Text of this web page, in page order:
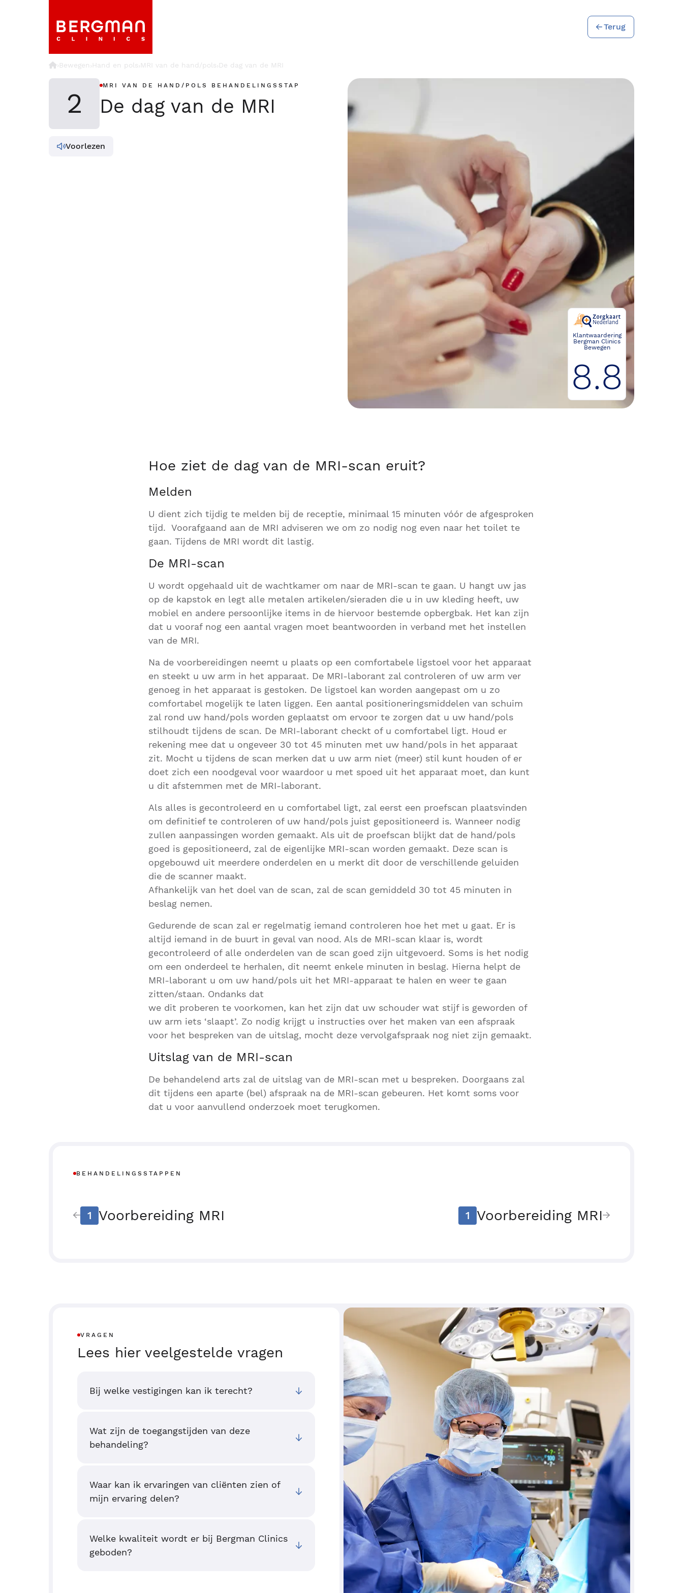
Terug
›Bewegen›Hand en pols›MRI van de hand/pols›De dag van de MRI
2
MRI VAN DE HAND/POLS BEHANDELINGSSTAP
De dag van de MRI
Voorlezen
Klantwaardering
Bergman Clinics
Bewegen
8.8
Hoe ziet de dag van de MRI-scan eruit?
Melden
U dient zich tijdig te melden bij de receptie, minimaal 15 minuten vóór de afgesproken
tijd. Voorafgaand aan de MRI adviseren we om zo nodig nog even naar het toilet te
gaan. Tijdens de MRI wordt dit lastig.
De MRI-scan
U wordt opgehaald uit de wachtkamer om naar de MRI-scan te gaan. U hangt uw jas
op de kapstok en legt alle metalen artikelen/sieraden die u in uw kleding heeft, uw
mobiel en andere persoonlijke items in de hiervoor bestemde opbergbak. Het kan zijn
dat u vooraf nog een aantal vragen moet beantwoorden in verband met het instellen
van de MRI.
Na de voorbereidingen neemt u plaats op een comfortabele ligstoel voor het apparaat
en steekt u uw arm in het apparaat. De MRI-laborant zal controleren of uw arm ver
genoeg in het apparaat is gestoken. De ligstoel kan worden aangepast om u zo
comfortabel mogelijk te laten liggen. Een aantal positioneringsmiddelen van schuim
zal rond uw hand/pols worden geplaatst om ervoor te zorgen dat u uw hand/pols
stilhoudt tijdens de scan. De MRI-laborant checkt of u comfortabel ligt. Houd er
rekening mee dat u ongeveer 30 tot 45 minuten met uw hand/pols in het apparaat
zit. Mocht u tijdens de scan merken dat u uw arm niet (meer) stil kunt houden of er
doet zich een noodgeval voor waardoor u met spoed uit het apparaat moet, dan kunt
u dit afstemmen met de MRI-laborant.
Als alles is gecontroleerd en u comfortabel ligt, zal eerst een proefscan plaatsvinden
om definitief te controleren of uw hand/pols juist gepositioneerd is. Wanneer nodig
zullen aanpassingen worden gemaakt. Als uit de proefscan blijkt dat de hand/pols
goed is gepositioneerd, zal de eigenlijke MRI-scan worden gemaakt. Deze scan is
opgebouwd uit meerdere onderdelen en u merkt dit door de verschillende geluiden
die de scanner maakt.
Afhankelijk van het doel van de scan, zal de scan gemiddeld 30 tot 45 minuten in
beslag nemen.
Gedurende de scan zal er regelmatig iemand controleren hoe het met u gaat. Er is
altijd iemand in de buurt in geval van nood. Als de MRI-scan klaar is, wordt
gecontroleerd of alle onderdelen van de scan goed zijn uitgevoerd. Soms is het nodig
om een onderdeel te herhalen, dit neemt enkele minuten in beslag. Hierna helpt de
MRI-laborant u om uw hand/pols uit het MRI-apparaat te halen en weer te gaan
zitten/staan. Ondanks dat
we dit proberen te voorkomen, kan het zijn dat uw schouder wat stijf is geworden of
uw arm iets ‘slaapt’. Zo nodig krijgt u instructies over het maken van een afspraak
voor het bespreken van de uitslag, mocht deze vervolgafspraak nog niet zijn gemaakt.
Uitslag van de MRI-scan
De behandelend arts zal de uitslag van de MRI-scan met u bespreken. Doorgaans zal
dit tijdens een aparte (bel) afspraak na de MRI-scan gebeuren. Het komt soms voor
dat u voor aanvullend onderzoek moet terugkomen.
BEHANDELINGSSTAPPEN
1 Voorbereiding MRI 1 Voorbereiding MRI
VRAGEN
Lees hier veelgestelde vragen
Bij welke vestigingen kan ik terecht?
Wat zijn de toegangstijden van deze
behandeling?
Waar kan ik ervaringen van cliënten zien of
mijn ervaring delen?
Welke kwaliteit wordt er bij Bergman Clinics
geboden?